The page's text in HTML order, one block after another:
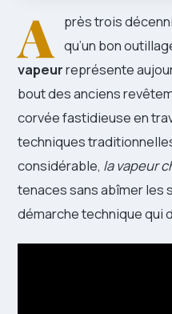
A près trois
qu’un bon
vapeurreprésente
bout des anciens
corvée fastidieuse en
techniques
considérable, la vapeur
tenaces sans abîmer les
démarche technique qui